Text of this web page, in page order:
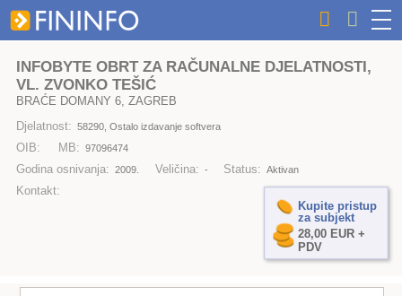
INFOBYTE OBRT ZA RAČUNALNE DJELATNOSTI,
VL. ZVONKO TEŠIĆ
BRAĆE DOMANY 6, ZAGREB
Djelatnost: 58290, Ostalo izdavanje softvera
OIB: MB: 97096474
Godina osnivanja: 2009. Veličina: - Status: Aktivan
Kontakt:
Kupite pristup
za subjekt
28,00 EUR +
PDV